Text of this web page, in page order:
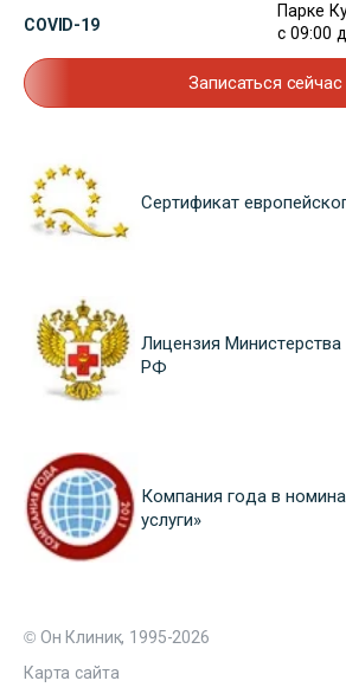
COVID-19
Парке
с 09:00
Записаться сейчас
Сертификат
Лицензия
РФ
Компания года в
услуги»
© Он Клиник, 1995-2026
Карта сайта